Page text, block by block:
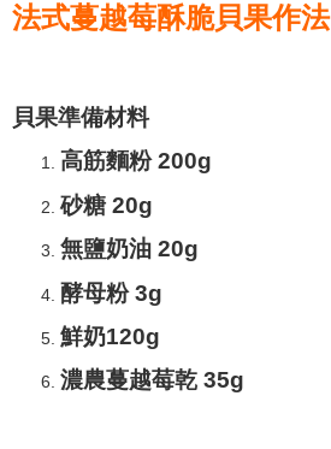
法式蔓越莓酥脆貝果作法
貝果準備材料
高筋麵粉 200g
砂糖 20g
無鹽奶油 20g
酵母粉 3g
鮮奶120g
濃農蔓越莓乾 35g